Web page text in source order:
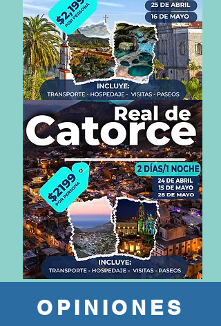
CUETZALAN
TLATLAUQUITEPEC
-2
DIAS
-
1
NOCH-
28
MAR/
25
ABR/
16
MAY
REAL
OPINIONES